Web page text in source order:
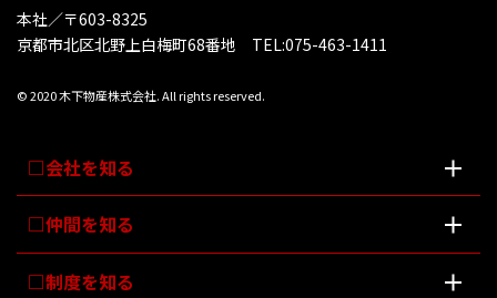
本社／〒603-8325
京都市北区北野上白梅町68番地 TEL:075-463-1411
© 2020 木下物産株式会社. All rights reserved.
会社を知る
仲間を知る
制度を知る